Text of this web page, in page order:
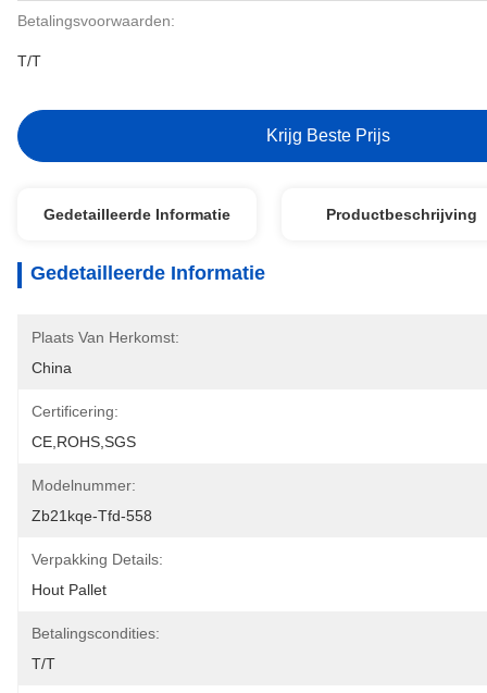
Betalingsvoorwaarden:
T/T
Krijg Beste Prijs
Gedetailleerde Informatie Productbeschrijving
Gedetailleerde Informatie
Plaats Van Herkomst:
China
Certificering:
CE,ROHS,SGS
Modelnummer:
Zb21kqe-Tfd-558
Verpakking Details:
Hout Pallet
Betalingscondities:
T/T